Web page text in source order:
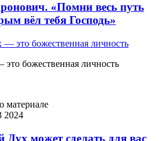
«Помни весь путь
вёл тебя Господь»
божественная личность
материале
2024
Дух может сделать для вас